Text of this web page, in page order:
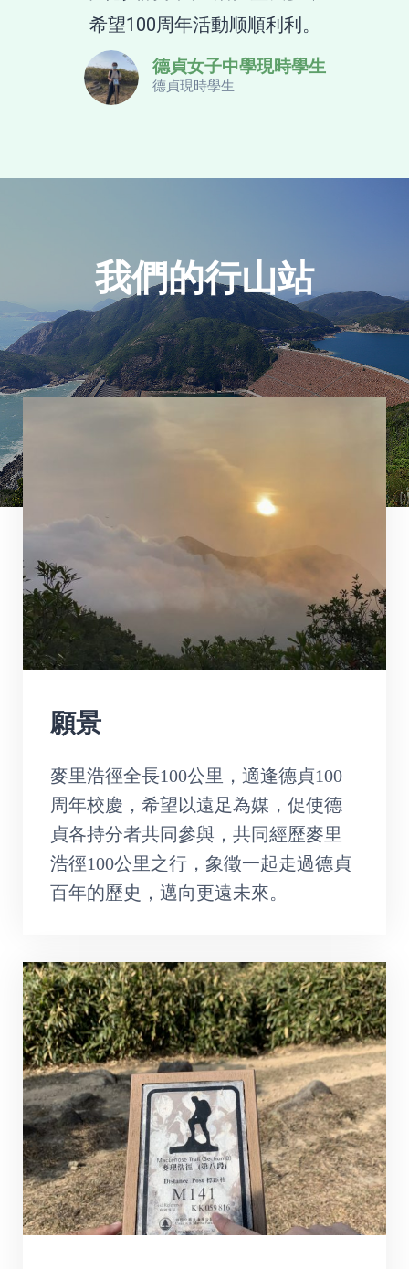
希望100周年活動顺順利利。
德貞女子中學現時學生
德貞現時學生
我們的行山站
願景
麥里浩徑全長100公里，適逢德貞100
周年校慶，希望以遠足為媒，促使德
貞各持分者共同參與，共同經歷麥里
浩徑100公里之行，象徵一起走過德貞
百年的歷史，邁向更遠未來。